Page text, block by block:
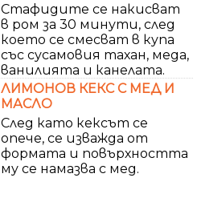
Стафидите се накисват
в ром за 30 минути, след
което се смесват в купа
със сусамовия тахан, меда,
ванилията и канелата.
ЛИМОНОВ КЕКС С МЕД И
МАСЛО
След като кексът се
опече, се изважда от
формата и повърхността
му се намазва с мед.